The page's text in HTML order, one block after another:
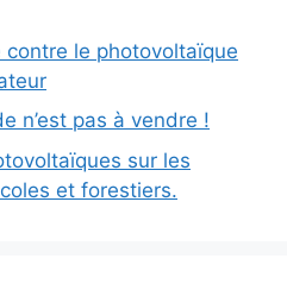
le photovoltaïque
n’est pas à vendre !
sur les
et forestiers.